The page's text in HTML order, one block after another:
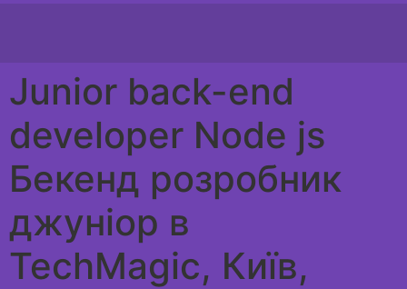
Junior back-end
developer Node js
Бекенд розробник
джуніор в
TechMagic, Київ,